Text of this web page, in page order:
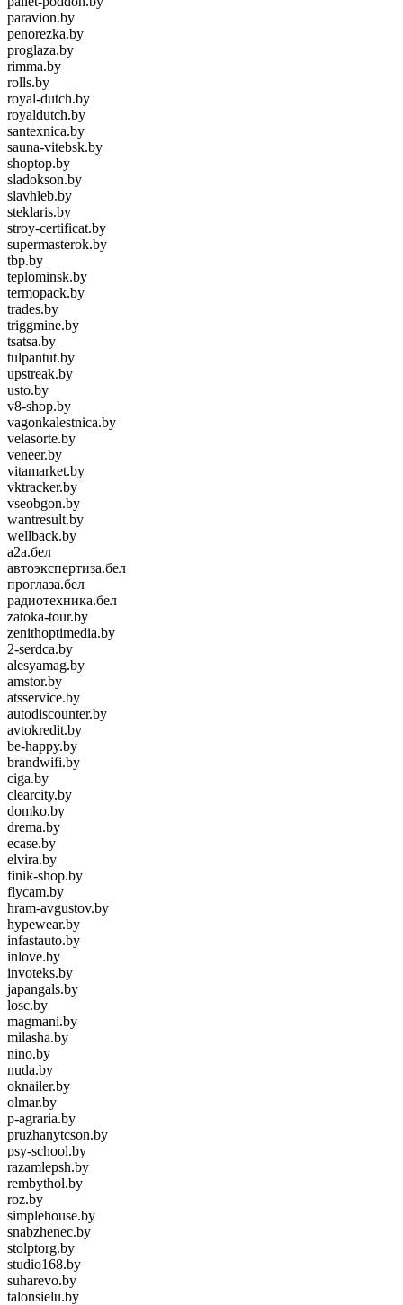
paravion.by
penorezka.by
proglaza.by
rimma.by
rolls.by
royal-dutch.by
royaldutch.by
santexnica.by
sauna-vitebsk.by
shoptop.by
sladokson.by
slavhleb.by
steklaris.by
stroy-certificat.by
supermasterok.by
tbp.by
teplominsk.by
termopack.by
trades.by
triggmine.by
tsatsa.by
tulpantut.by
upstreak.by
usto.by
v8-shop.by
vagonkalestnica.by
velasorte.by
veneer.by
vitamarket.by
vktracker.by
vseobgon.by
wantresult.by
wellback.by
а2а.бел
автоэкспертиза.бел
проглаза.бел
радиотехника.бел
zatoka-tour.by
zenithoptimedia.by
2-serdca.by
alesyamag.by
amstor.by
atsservice.by
autodiscounter.by
avtokredit.by
be-happy.by
brandwifi.by
ciga.by
clearcity.by
domko.by
drema.by
ecase.by
elvira.by
finik-shop.by
flycam.by
hram-avgustov.by
hypewear.by
infastauto.by
inlove.by
invoteks.by
japangals.by
losc.by
magmani.by
milasha.by
nino.by
nuda.by
oknailer.by
olmar.by
p-agraria.by
pruzhanytcson.by
psy-school.by
razamlepsh.by
rembythol.by
roz.by
simplehouse.by
snabzhenec.by
stolptorg.by
studio168.by
suharevo.by
talonsielu.by